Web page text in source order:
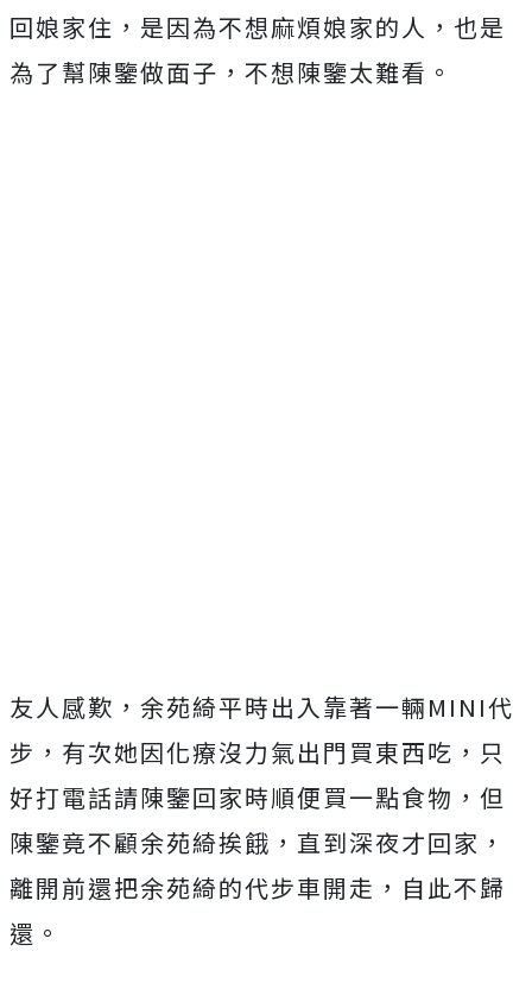
回娘家住，是因為不想麻煩娘家的人，也是
為了幫陳鑒做面子，不想陳鑒太難看。
友人感歎，余苑綺平時出入靠著一輛MINI代
步，有次她因化療沒力氣出門買東西吃，只
好打電話請陳鑒回家時順便買一點食物，但
陳鑒竟不顧余苑綺挨餓，直到深夜才回家，
離開前還把余苑綺的代步車開走，自此不歸
還。